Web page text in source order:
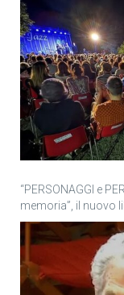
“PERSONAGGI e
memoria”, il nuovo